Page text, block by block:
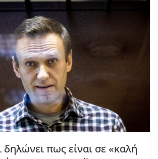
πως είναι σε «καλή